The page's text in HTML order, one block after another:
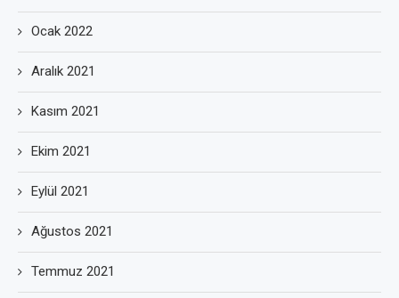
Ocak 2022
Aralık 2021
Kasım 2021
Ekim 2021
Eylül 2021
Ağustos 2021
Temmuz 2021